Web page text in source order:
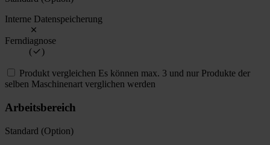
Interne Datenspeicherung
Ferndiagnose
(
)
Produkt vergleichen Es können max. 3 und nur Produkte der
selben Maschinenart verglichen werden
Arbeitsbereich
Standard (Option)